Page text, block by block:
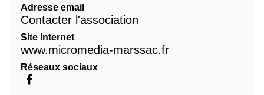
Adresse email
Contacter l'association
Site Internet
www.micromedia-marssac.fr
Réseaux sociaux